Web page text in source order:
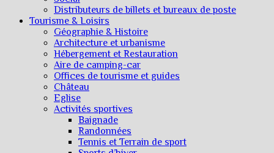
Distributeurs de billets et bureaux de poste
Tourisme & Loisirs
Géographie & Histoire
Architecture et urbanisme
Hébergement et Restauration
Aire de camping-car
Offices de tourisme et guides
Château
Eglise
Activités sportives
Baignade
Randonnées
Tennis et Terrain de sport